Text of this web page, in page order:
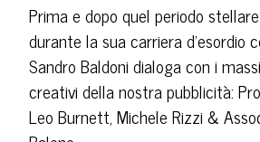
Prima e dopo quel periodo
durante la sua carriera d'esordio
Sandro Baldoni dialoga con i
creativi della nostra pubblicità:
Leo Burnett, Michele Rizzi &